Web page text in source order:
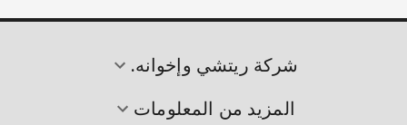
شركة ريتشي وإخوانه.
المزيد من المعلومات